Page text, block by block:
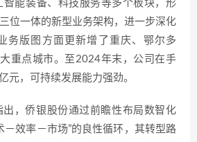
智能装备、科技服务等多个板块，形
位一体的新型业务架构，进一步深化
务版图方面更新增了重庆、鄂尔多
重点城市。至2024年末，公司在手
元，可持续发展能力强劲。
出，侨银股份通过前瞻性布局数智化
－效率－市场”的良性循环，其转型路